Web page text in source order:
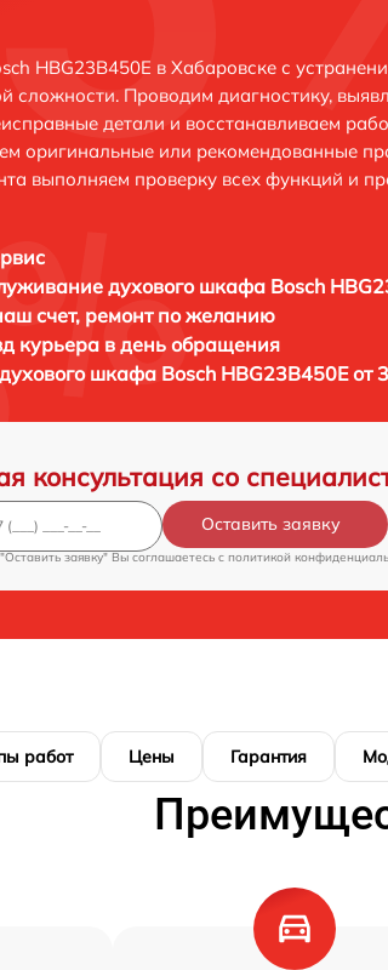
HBG23B450E в Хабаровске с
сложности. Проводим диагностику,
детали и восстанавливаем
оригинальные или рекомендованные
выполняем проверку всех функций и
духового шкафа Bosch
счет, ремонт по желанию
курьера в день обращения
духового шкафа Bosch HBG23B450E от
консультация со
Оставить заявку
заявку" Вы соглашаетесь c политикой
работ Цены Гарантия